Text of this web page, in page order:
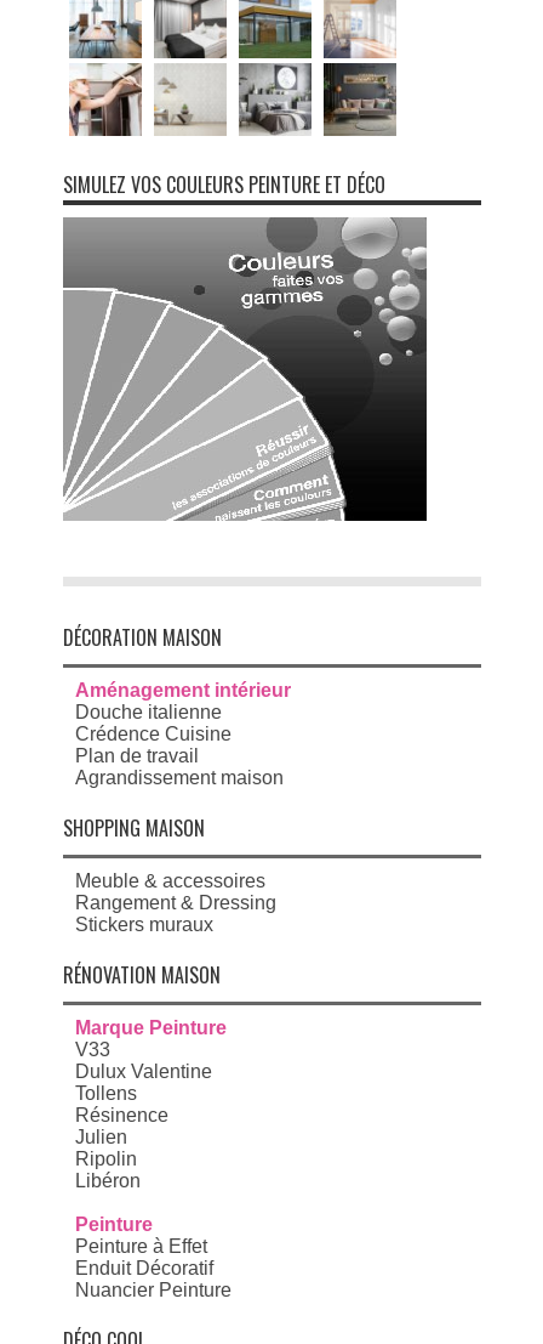
SIMULEZ VOS COULEURS PEINTURE ET DÉCO
DÉCORATION MAISON
Aménagement intérieur
Douche italienne
Crédence Cuisine
Plan de travail
Agrandissement maison
SHOPPING MAISON
Meuble & accessoires
Rangement & Dressing
Stickers muraux
RÉNOVATION MAISON
Marque Peinture
V33
Dulux Valentine
Tollens
Résinence
Julien
Ripolin
Libéron
Peinture
Peinture à Effet
Enduit Décoratif
Nuancier Peinture